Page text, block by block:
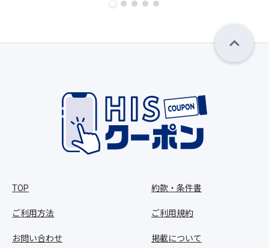
TOP
ご利用方法
お問い合わせ
約款・条件書
ご利用規約
掲載について